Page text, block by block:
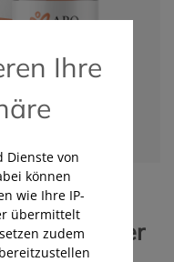
für Kinder
Ihre
Dienste von
können
wie Ihre IP-
übermittelt
zudem